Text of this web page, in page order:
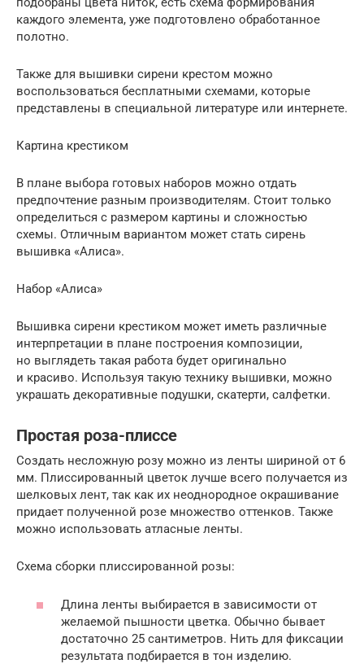
каждого элемента, уже подготовлено обработанное
полотно.
Также для вышивки сирени крестом можно
воспользоваться бесплатными схемами, которые
представлены в специальной литературе или интернете.
Картина крестиком
В плане выбора готовых наборов можно отдать
предпочтение разным производителям. Стоит только
определиться с размером картины и сложностью
схемы. Отличным вариантом может стать сирень
вышивка «Алиса».
Набор «Алиса»
Вышивка сирени крестиком может иметь различные
интерпретации в плане построения композиции,
но выглядеть такая работа будет оригинально
и красиво. Используя такую технику вышивки, можно
украшать декоративные подушки, скатерти, салфетки.
Простая роза-плиссе
Создать несложную розу можно из ленты шириной от 6
мм. Плиссированный цветок лучше всего получается из
шелковых лент, так как их неоднородное окрашивание
придает полученной розе множество оттенков. Также
можно использовать атласные ленты.
Схема сборки плиссированной розы:
Длина ленты выбирается в зависимости от
желаемой пышности цветка. Обычно бывает
достаточно 25 сантиметров. Нить для фиксации
результата подбирается в тон изделию.